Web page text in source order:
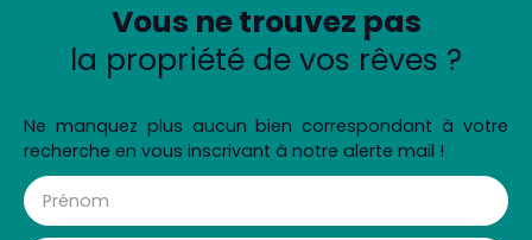
Vous ne trouvez pas
la propriété de vos rêves ?
Ne manquez plus aucun bien correspondant à votre
recherche en vous inscrivant à notre alerte mail !
Prénom